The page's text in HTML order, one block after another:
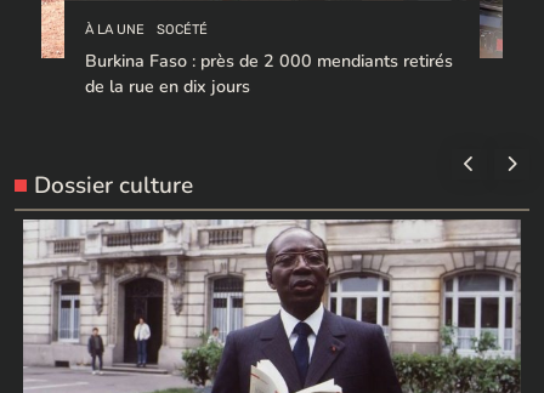
À LA UNE SOCÉTÉ
Burkina Faso : près de 2 000 mendiants retirés
de la rue en dix jours
Dossier culture